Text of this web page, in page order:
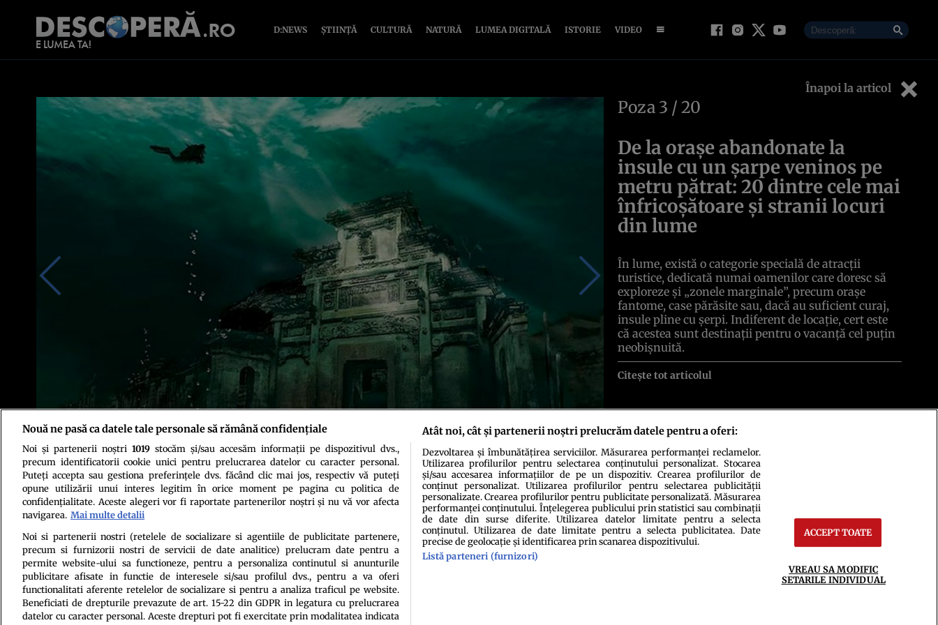
D:NEWS ȘTIINȚĂ CULTURĂ NATURĂ LUMEA DIGITALĂ ISTORIE VIDEO
Înapoi la articol
Poza 3 / 20
De la oraşe abandonate la
insule cu un şarpe veninos pe
metru pătrat: 20 dintre cele mai
înfricoşătoare şi stranii locuri
din lume
În lume, există o categorie specială de atracţii
turistice, dedicată numai oamenilor care doresc să
exploreze şi „zonele marginale”, precum oraşe
fantome, case părăsite sau, dacă au suficient curaj,
insule pline cu şerpi. Indiferent de locaţie, cert este
că acestea sunt destinaţii pentru o vacanţă cel puţin
neobişnuită.
Citește tot articolul
Politica de cookiesTermeni şi condiţii Echipa redacțională Contact Setări Cookies
Nouă ne pasă ca datele tale personale să rămână confidențiale
Noi și partenerii noștri 1019stocăm și/sau accesăm informații pe dispozitivul dvs.,
precum identificatorii cookie unici pentru prelucrarea datelor cu caracter personal.
Puteți accepta sau gestiona preferințele dvs. făcând clic mai jos, respectiv vă puteți
opune utilizării unui interes legitim în orice moment pe pagina cu politica de
confidențialitate. Aceste alegeri vor fi raportate partenerilor noștri și nu vă vor afecta
navigarea. Mai multe detalii
Noi si partenerii nostri (retelele de socializare si agentiile de publicitate partenere,
precum si furnizorii nostri de servicii de date analitice) prelucram date pentru a
permite website-ului sa functioneze, pentru a personaliza continutul si anunturile
publicitare afisate in functie de interesele si/sau profilul dvs., pentru a va oferi
functionalitati aferente retelelor de socializare si pentru a analiza traficul pe website.
Beneficiati de drepturile prevazute de art. 15-22 din GDPR in legatura cu prelucrarea
datelor cu caracter personal. Aceste drepturi pot fi exercitate prin modalitatea indicata
Atât noi, cât și partenerii noștri prelucrăm datele pentru a oferi:
Dezvoltarea și îmbunătățirea serviciilor. Măsurarea performanței reclamelor.
Utilizarea profilurilor pentru selectarea conținutului personalizat. Stocarea
și/sau accesarea informațiilor de pe un dispozitiv. Crearea profilurilor de
conținut personalizat. Utilizarea profilurilor pentru selectarea publicității
personalizate. Crearea profilurilor pentru publicitate personalizată. Măsurarea
performanței conținutului. Înțelegerea publicului prin statistici sau combinații
de date din surse diferite. Utilizarea datelor limitate pentru a selecta
conținutul. Utilizarea de date limitate pentru a selecta publicitatea. Date
precise de geolocație și identificarea prin scanarea dispozitivului.
Listă parteneri (furnizori)
ACCEPT TOATE
VREAU SA MODIFIC
SETARILE INDIVIDUAL